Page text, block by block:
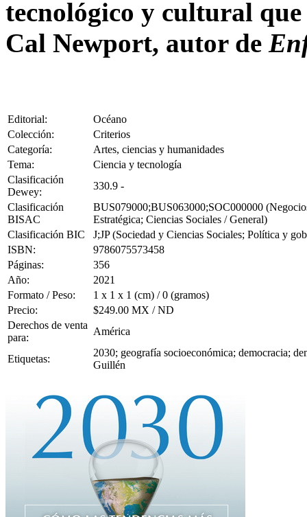
tecnológico y cultural
Cal Newport, autor de
Editorial:
Océano
Colección:
Criterios
Categoría:
Artes, ciencias y humanidades
Tema:
Ciencia y tecnología
Clasificación
Dewey:
330.9 -
Clasificación
BISAC
BUS079000;BUS063000;SOC000000
Estratégica; Ciencias Sociales / General)
Clasificación BIC
J;JP (Sociedad y Ciencias Sociales; Política y
ISBN:
9786075573458
Páginas:
356
Año:
2021
Formato / Peso:
1 x 1 x 1 (cm) / 0 (gramos)
Precio:
$249.00 MX / ND
Derechos de venta
para:
América
Etiquetas:
2030; geografía socioeconómica; democracia;
Guillén